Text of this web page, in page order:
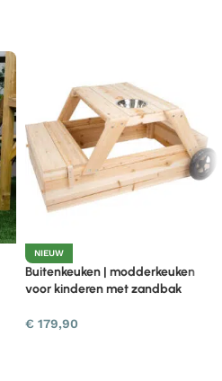
NIEUW
Buitenkeuken | modderkeuken
voor kinderen met zandbak
€ 179,90